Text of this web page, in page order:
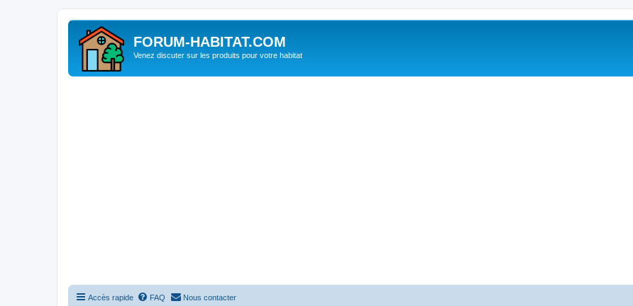
FORUM-HABITAT.COM
Venez discuter sur les produits pour votre habitat
Accès rapide FAQ Nous contacter